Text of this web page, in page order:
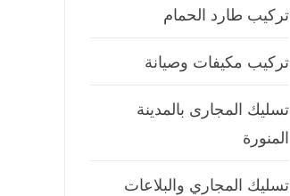
تركيب طارد الحمام
تركيب مكيفات وصيانة
تسليك المجارى بالمدينة
المنورة
تسليك المجاري والبلاعات